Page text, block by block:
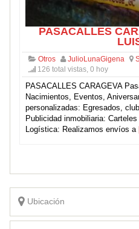
PASACALLES
Otros JulioLunaGigena
126 total vistas, 0 hoy
PASACALLES CARAGEVA
Nacimientos, Eventos,
personalizadas: Egresados,
Publicidad inmobiliaria:
Logística: Realizamos envíos a
Ubicación